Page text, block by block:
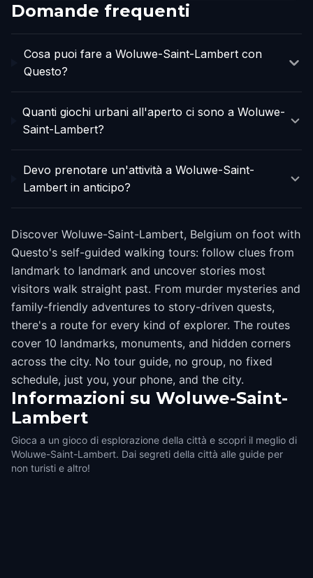
Domande frequenti
Cosa puoi fare a Woluwe-Saint-Lambert con
Questo?
Quanti giochi urbani all'aperto ci sono a Woluwe-
Saint-Lambert?
Devo prenotare un'attività a Woluwe-Saint-
Lambert in anticipo?
Discover Woluwe-Saint-Lambert, Belgium on foot with
Questo's self-guided walking tours: follow clues from
landmark to landmark and uncover stories most
visitors walk straight past. From murder mysteries and
family-friendly adventures to story-driven quests,
there's a route for every kind of explorer. The routes
cover 10 landmarks, monuments, and hidden corners
across the city. No tour guide, no group, no fixed
schedule, just you, your phone, and the city.
Informazioni su Woluwe-Saint-
Lambert
Gioca a un gioco di esplorazione della città e scopri il meglio di
Woluwe-Saint-Lambert. Dai segreti della città alle guide per
non turisti e altro!